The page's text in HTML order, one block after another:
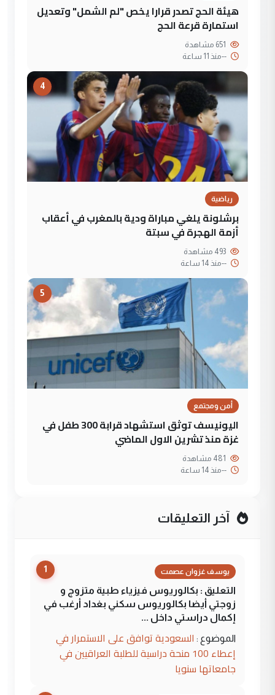
هيئة الحج تصدر قرارا يخص "لم الشمل" وتعديل
استمارة قرعة الحج
--منذ 11 ساعة
4
رياضية
برشلونة يلغي مباراة ودية بالمغرب في أعقاب
أزمة الهجرة في سبتة
--منذ 14 ساعة
5
أمن ومجتمع
اليونيسف توثق استشهاد قرابة 300 طفل في
غزة منذ تشرين الاول الماضي
--منذ 14 ساعة
آخر التعليقات
1 يوسف غزوان عصمت
التعليق : بكالوريوس فيزياء طبية متزوج و
زوجتي أيضا بكالوريوس سكني بغداد أرغب في
إكمال دراستي داخل ...
الموضوع : السعودية توافق على الاستمرار في
إعطاء 100 منحة دراسية للطلبة العراقيين في
جامعاتها سنويا